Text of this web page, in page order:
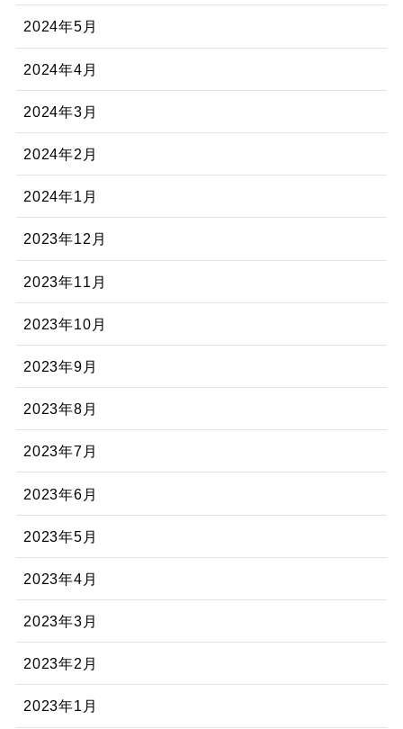
2024年5月
2024年4月
2024年3月
2024年2月
2024年1月
2023年12月
2023年11月
2023年10月
2023年9月
2023年8月
2023年7月
2023年6月
2023年5月
2023年4月
2023年3月
2023年2月
2023年1月